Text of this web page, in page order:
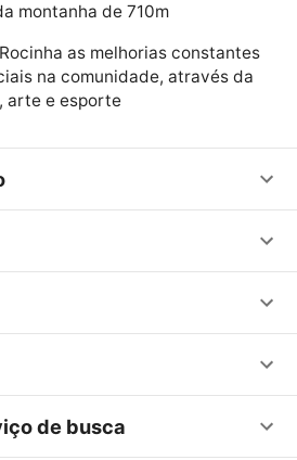
montanha de 710m
as melhorias constantes
na comunidade, através da
arte e esporte
de busca